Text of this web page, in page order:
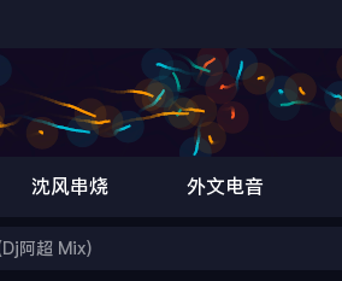
沈风串烧 外文电音
阿超 Mix)